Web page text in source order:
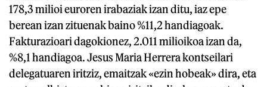
178,3 milioi euroren irabaziak izan ditu, iaz epe
berean izan zituenak baino %11,2 handiagoak.
Fakturazioari dagokionez, 2.011 milioikoa izan da,
%8,1 handiagoa. Jesus Maria Herrera kontseilari
delegatuaren iritziz, emaitzak «ezin hobeak» dira, eta